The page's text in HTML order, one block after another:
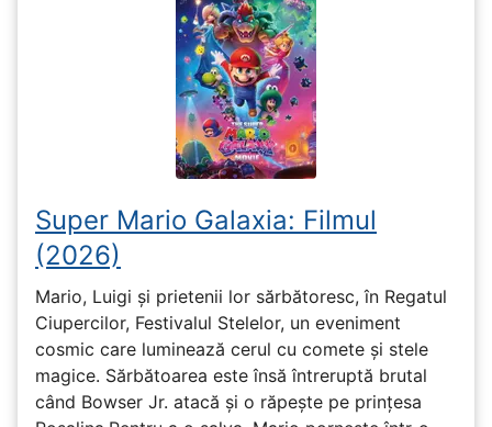
Super Mario Galaxia: Filmul
(2026)
Mario, Luigi și prietenii lor sărbătoresc, în Regatul
Ciupercilor, Festivalul Stelelor, un eveniment
cosmic care luminează cerul cu comete și stele
magice. Sărbătoarea este însă întreruptă brutal
când Bowser Jr. atacă și o răpește pe prinţesa